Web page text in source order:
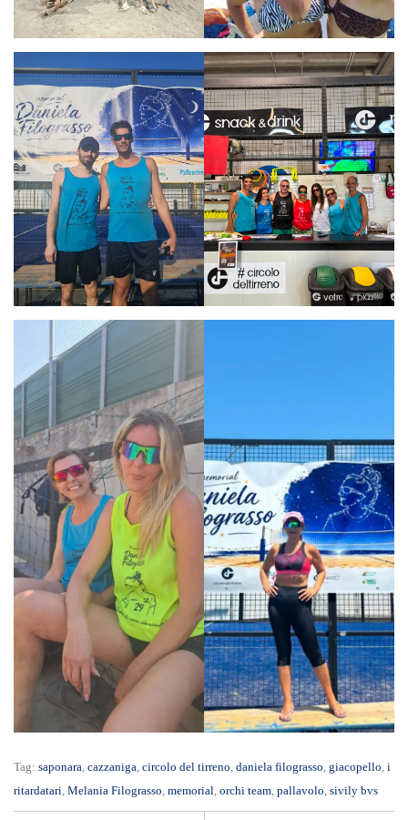
Tag: saponara, cazzaniga, circolo del tirreno, daniela filograsso, giacopello, i
ritardatari, Melania Filograsso, memorial, orchi team, pallavolo, sivily bvs